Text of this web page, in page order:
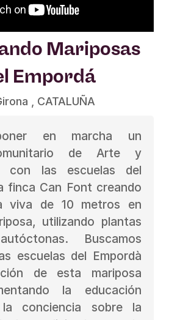
Mariposas
Empordá
, CATALUÑA
en marcha un
de Arte y
con las escuelas del
finca Can Font creando
viva de 10 metros en
utilizando plantas
Buscamos
escuelas del Empordà
de esta mariposa
la educación
conciencia sobre la